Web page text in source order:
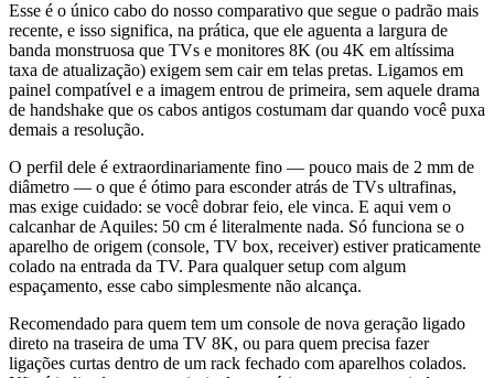
Esse é o único cabo do nosso comparativo que segue o padrão mais
recente, e isso significa, na prática, que ele aguenta a largura de
banda monstruosa que TVs e monitores 8K (ou 4K em altíssima
taxa de atualização) exigem sem cair em telas pretas. Ligamos em
painel compatível e a imagem entrou de primeira, sem aquele drama
de handshake que os cabos antigos costumam dar quando você puxa
demais a resolução.
O perfil dele é extraordinariamente fino — pouco mais de 2 mm de
diâmetro — o que é ótimo para esconder atrás de TVs ultrafinas,
mas exige cuidado: se você dobrar feio, ele vinca. E aqui vem o
calcanhar de Aquiles: 50 cm é literalmente nada. Só funciona se o
aparelho de origem (console, TV box, receiver) estiver praticamente
colado na entrada da TV. Para qualquer setup com algum
espaçamento, esse cabo simplesmente não alcança.
Recomendado para quem tem um console de nova geração ligado
direto na traseira de uma TV 8K, ou para quem precisa fazer
ligações curtas dentro de um rack fechado com aparelhos colados.